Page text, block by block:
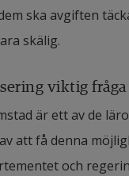
ska avgiften
skälig.
viktig fråga
är ett av de
att få denna
och